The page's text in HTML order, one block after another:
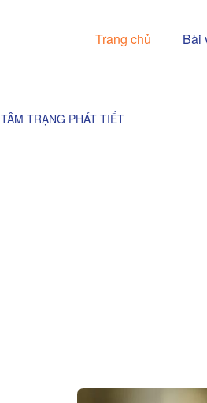
Trang chủ Bài
TÂM TRẠNG PHÁT TIẾT